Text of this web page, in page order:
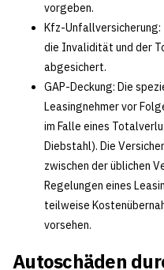
vorgeben.
Kfz-
die Invalidität und der
abgesichert.
GAP-Deckung: Die
Leasingnehmer vor
im Falle eines
Diebstahl). Die
zwischen der üblichen
Regelungen eines
teilweise
vorsehen.
Autoschäden